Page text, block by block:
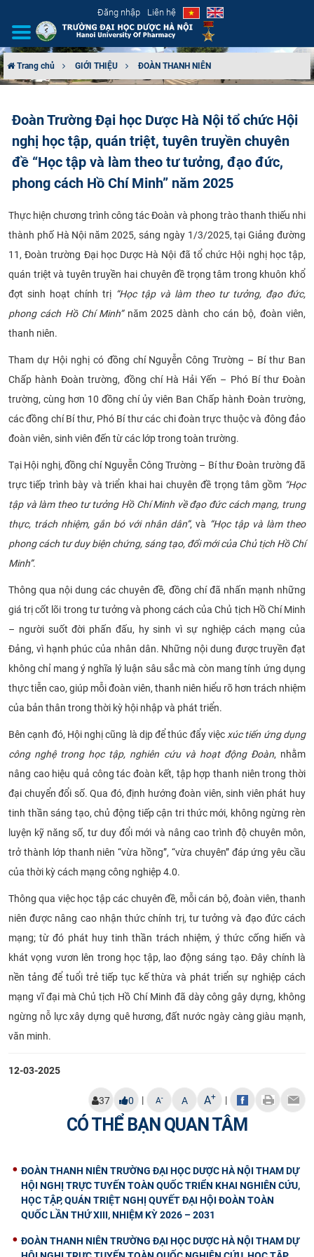
Đăng nhập Liên hệ
CƠ CẤU TỔ CHỨC
TUYỂN SINH
ĐÀO TẠO
ĐẢM BẢO CHẤT LƯỢNG
KHOA HỌC CÔNG NGHỆ
HTQT
CỰU NGƯỜI HỌC
Trang chủ GIỚI THIỆU ĐOÀN THANH NIÊN
Đoàn Trường Đại học Dược Hà Nội tổ chức Hội
nghị học tập, quán triệt, tuyên truyền chuyên
đề “Học tập và làm theo tư tưởng, đạo đức,
phong cách Hồ Chí Minh” năm 2025
Thực hiện chương trình công tác Đoàn và phong trào thanh thiếu nhi
thành phố Hà Nội năm 2025, sáng ngày 1/3/2025, tại Giảng đường
11, Đoàn trường Đại học Dược Hà Nội đã tổ chức Hội nghị học tập,
quán triệt và tuyên truyền hai chuyên đề trọng tâm trong khuôn khổ
đợt sinh hoạt chính trị “Học tập và làm theo tư tưởng, đạo đức,
phong cách Hồ Chí Minh”năm 2025 dành cho cán bộ, đoàn viên,
thanh niên.
Tham dự Hội nghị có đồng chí Nguyễn Công Trường – Bí thư Ban
Chấp hành Đoàn trường, đồng chí Hà Hải Yến – Phó Bí thư Đoàn
trường, cùng hơn 10 đồng chí ủy viên Ban Chấp hành Đoàn trường,
các đồng chí Bí thư, Phó Bí thư các chi đoàn trực thuộc và đông đảo
đoàn viên, sinh viên đến từ các lớp trong toàn trường.
Tại Hội nghị, đồng chí Nguyễn Công Trường – Bí thư Đoàn trường đã
trực tiếp trình bày và triển khai hai chuyên đề trọng tâm gồm “Học
tập và làm theo tư tưởng Hồ Chí Minh về đạo đức cách mạng, trung
thực, trách nhiệm, gắn bó với nhân dân”, và “Học tập và làm theo
phong cách tư duy biện chứng, sáng tạo, đổi mới của Chủ tịch Hồ Chí
Minh”.
Thông qua nội dung các chuyên đề, đồng chí đã nhấn mạnh những
giá trị cốt lõi trong tư tưởng và phong cách của Chủ tịch Hồ Chí Minh
– người suốt đời phấn đấu, hy sinh vì sự nghiệp cách mạng của
Đảng, vì hạnh phúc của nhân dân. Những nội dung được truyền đạt
không chỉ mang ý nghĩa lý luận sâu sắc mà còn mang tính ứng dụng
thực tiễn cao, giúp mỗi đoàn viên, thanh niên hiểu rõ hơn trách nhiệm
của bản thân trong thời kỳ hội nhập và phát triển.
Bên cạnh đó, Hội nghị cũng là dịp để thúc đẩy việc xúc tiến ứng dụng
công nghệ trong học tập, nghiên cứu và hoạt động Đoàn, nhằm
nâng cao hiệu quả công tác đoàn kết, tập hợp thanh niên trong thời
đại chuyển đổi số. Qua đó, định hướng đoàn viên, sinh viên phát huy
tinh thần sáng tạo, chủ động tiếp cận tri thức mới, không ngừng rèn
luyện kỹ năng số, tư duy đổi mới và nâng cao trình độ chuyên môn,
trở thành lớp thanh niên “vừa hồng”, “vừa chuyên” đáp ứng yêu cầu
của thời kỳ cách mạng công nghiệp 4.0.
Thông qua việc học tập các chuyên đề, mỗi cán bộ, đoàn viên, thanh
niên được nâng cao nhận thức chính trị, tư tưởng và đạo đức cách
mạng; từ đó phát huy tinh thần trách nhiệm, ý thức cống hiến và
khát vọng vươn lên trong học tập, lao động sáng tạo. Đây chính là
nền tảng để tuổi trẻ tiếp tục kế thừa và phát triển sự nghiệp cách
mạng vĩ đại mà Chủ tịch Hồ Chí Minh đã dày công gây dựng, không
ngừng nỗ lực xây dựng quê hương, đất nước ngày càng giàu mạnh,
văn minh.
12-03-2025
37 0 | A- A A+ |
CÓ THỂ BẠN QUAN TÂM
ĐOÀN THANH NIÊN TRƯỜNG ĐẠI HỌC DƯỢC HÀ NỘI THAM DỰ
HỘI NGHỊ TRỰC TUYẾN TOÀN QUỐC TRIỂN KHAI NGHIÊN CỨU,
HỌC TẬP, QUÁN TRIỆT NGHỊ QUYẾT ĐẠI HỘI ĐOÀN TOÀN
QUỐC LẦN THỨ XIII, NHIỆM KỲ 2026 – 2031
ĐOÀN THANH NIÊN TRƯỜNG ĐẠI HỌC DƯỢC HÀ NỘI THAM DỰ